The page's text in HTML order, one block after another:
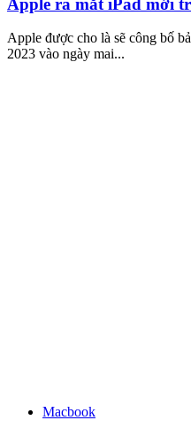
Apple ra mắt iPad mới
Apple được cho là sẽ công bố
2023 vào ngày mai...
Macbook